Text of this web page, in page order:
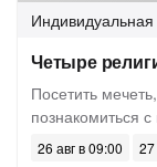
Индивидуальная
Четыре
Посетить
познакомиться
26 авг в 09:00 27